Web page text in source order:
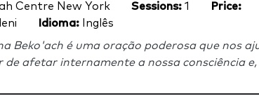
Centre New York Sessions: 1
Price:
Idioma: Inglês
Beko'ach é uma oração poderosa que nos
de afetar internamente a nossa consciência